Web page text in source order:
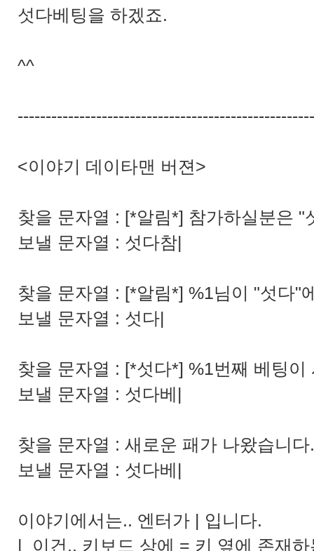
섯다베팅을 하겠죠.
^^
<이야기 데이타맨 버젼>
찾을 문자열 : [*알림*] 참가하실분은 "
보낼 문자열 : 섯다참|
찾을 문자열 : [*알림*] %1님이 "섯다"
보낼 문자열 : 섯다|
찾을 문자열 : [*섯다*] %1번째 베팅이
보낼 문자열 : 섯다베|
찾을 문자열 : 새로운 패가 나왔습니
보낼 문자열 : 섯다베|
이야기에서는.. 엔터가 | 입니다.
| 이건.. 키보드 상에 = 키 옆에 존재